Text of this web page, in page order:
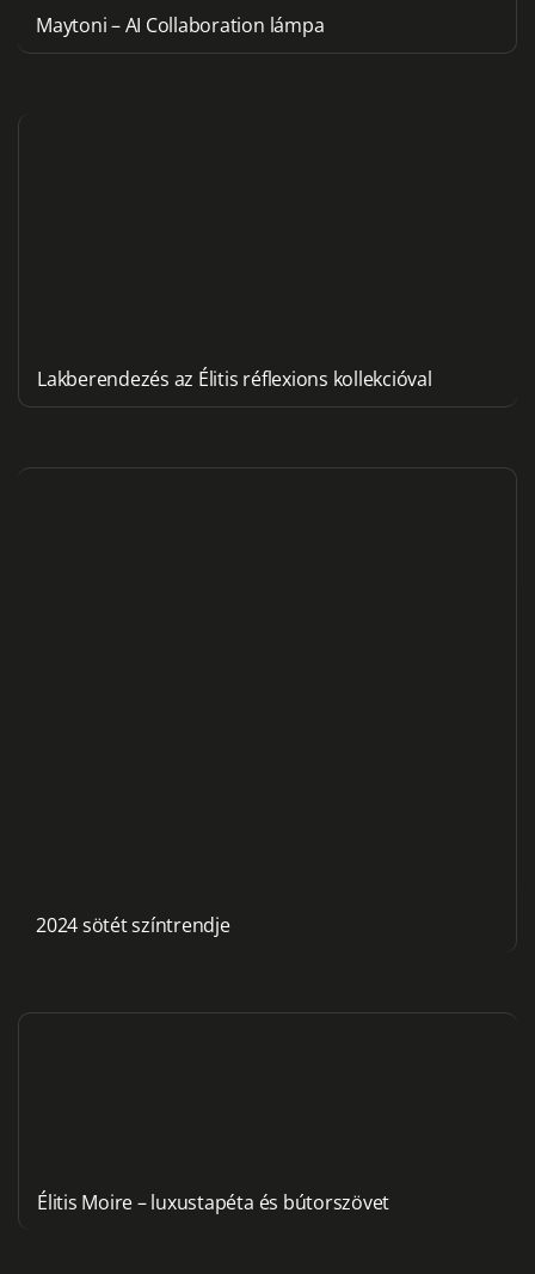
Maytoni – AI Collaboration lámpa
Lakberendezés az Élitis réflexions kollekcióval
2024 sötét színtrendje
Élitis Moire – luxustapéta és bútorszövet